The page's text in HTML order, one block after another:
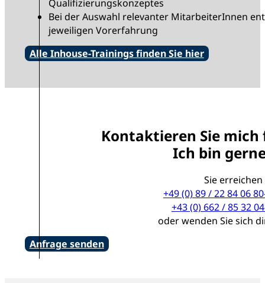
Qualifizierungskonzeptes
Bei der Auswahl relevanter MitarbeiterInnen
jeweiligen Vorerfahrung
Alle Inhouse-Trainings finden Sie hier
Kontaktieren Sie
Ich bin
Sie
+49 (0) 89 / 22 84 06
+43 (0) 662 / 85 32
oder wenden Sie sich
Anfrage senden